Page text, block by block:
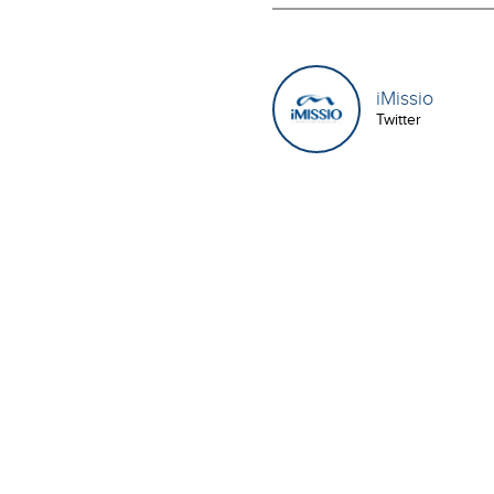
iMissio
Twitter